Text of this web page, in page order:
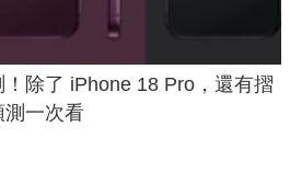
除了 iPhone 18 Pro，還有摺
測一次看